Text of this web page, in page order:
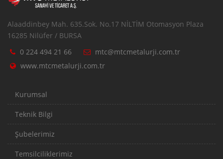
Alaaddinbey Mah. 635.Sok. No.17 NİLTİM Otomasyon Plaza
16285 Nilüfer / BURSA
0 224 494 21 66
mtc@mtcmetalurji.com.tr
www.mtcmetalurji.com.tr
Kurumsal
Teknik Bilgi
Şubelerimiz
Temsilciliklerimiz